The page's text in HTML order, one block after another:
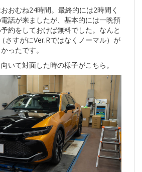
おむね24時間。最終的には2時間く
話が来ましたが、基本的には一晩預
約をしておけば無料でした。なんと
さすがにVer.Rではなくノーマル）が
ったです。
いて対面した時の様子がこちら。